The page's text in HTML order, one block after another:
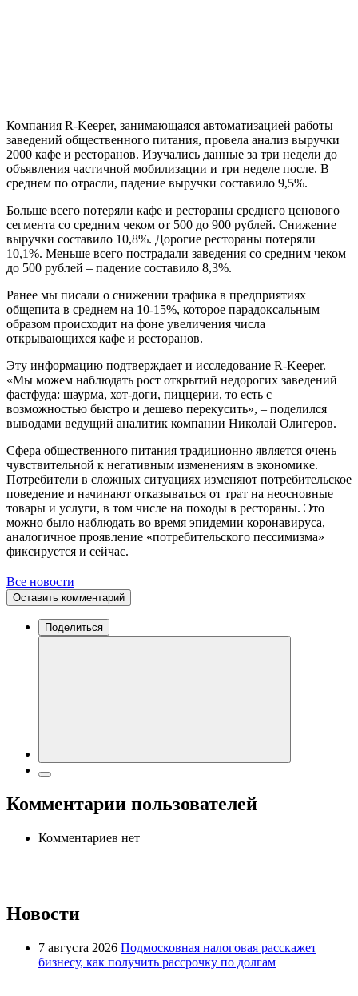
Компания R-Keeper, занимающаяся автоматизацией работы
заведений общественного питания, провела анализ выручки
2000 кафе и ресторанов. Изучались данные за три недели до
объявления частичной мобилизации и три неделе после. В
среднем по отрасли, падение выручки составило 9,5%.
Больше всего потеряли кафе и рестораны среднего ценового
сегмента со средним чеком от 500 до 900 рублей. Снижение
выручки составило 10,8%. Дорогие рестораны потеряли
10,1%. Меньше всего пострадали заведения со средним чеком
до 500 рублей – падение составило 8,3%.
Ранее мы писали о снижении трафика в предприятиях
общепита в среднем на 10-15%, которое парадоксальным
образом происходит на фоне увеличения числа
открывающихся кафе и ресторанов.
Эту информацию подтверждает и исследование R-Keeper.
«Мы можем наблюдать рост открытий недорогих заведений
фастфуда: шаурма, хот-доги, пиццерии, то есть с
возможностью быстро и дешево перекусить», – поделился
выводами ведущий аналитик компании Николай Олигеров.
Сфера общественного питания традиционно является очень
чувствительной к негативным изменениям в экономике.
Потребители в сложных ситуациях изменяют потребительское
поведение и начинают отказываться от трат на неосновные
товары и услуги, в том числе на походы в рестораны. Это
можно было наблюдать во время эпидемии коронавируса,
аналогичное проявление «потребительского пессимизма»
фиксируется и сейчас.
Все новости
Оставить комментарий
Поделиться
Комментарии пользователей
Комментариев нет
Новости
7 августа 2026 Подмосковная налоговая расскажет
бизнесу, как получить рассрочку по долгам